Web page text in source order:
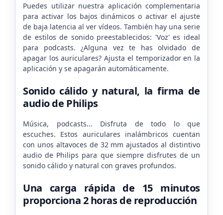
Puedes utilizar nuestra aplicación complementaria
para activar los bajos dinámicos o activar el ajuste
de baja latencia al ver vídeos. También hay una serie
de estilos de sonido preestablecidos: 'Voz' es ideal
para podcasts. ¿Alguna vez te has olvidado de
apagar los auriculares? Ajusta el temporizador en la
aplicación y se apagarán automáticamente.
Sonido cálido y natural, la firma de
audio de Philips
Música, podcasts... Disfruta de todo lo que
escuches. Estos auriculares inalámbricos cuentan
con unos altavoces de 32 mm ajustados al distintivo
audio de Philips para que siempre disfrutes de un
sonido cálido y natural con graves profundos.
Una carga rápida de 15 minutos
proporciona 2 horas de reproducción